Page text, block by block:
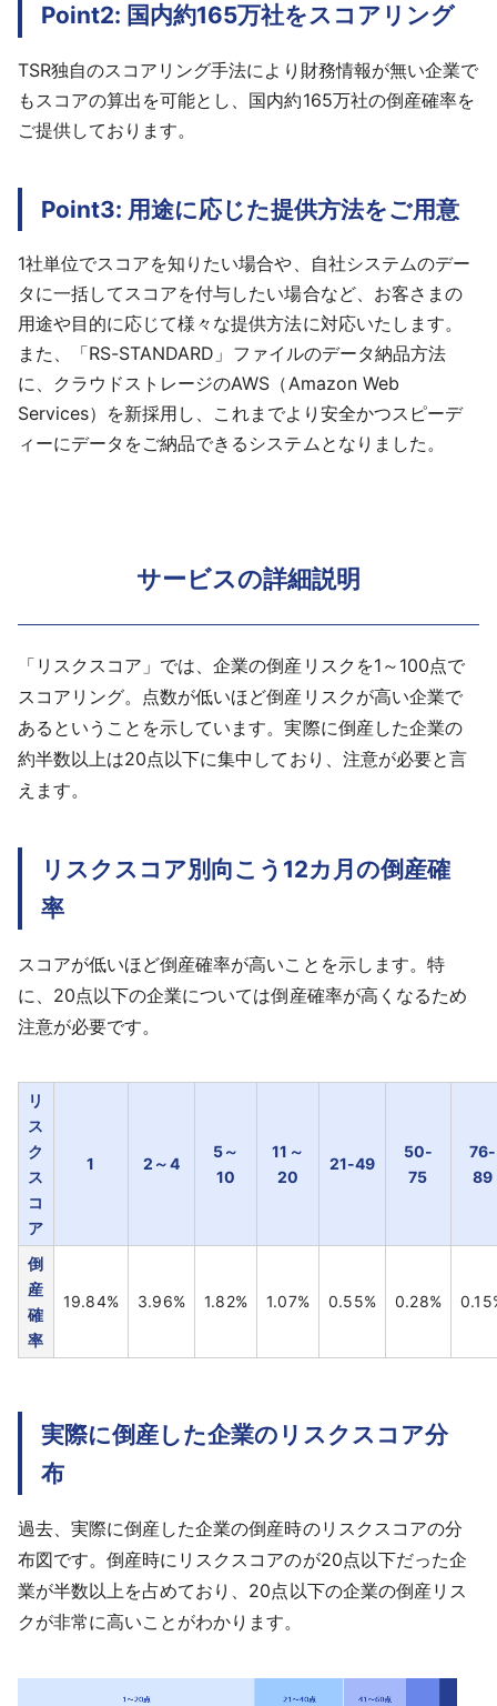
Point2: 国内約165万社をスコアリング
TSR独自のスコアリング手法により財務情報が無い企業で
もスコアの算出を可能とし、国内約165万社の倒産確率を
ご提供しております。
Point3: 用途に応じた提供方法をご用意
1社単位でスコアを知りたい場合や、自社システムのデー
タに一括してスコアを付与したい場合など、お客さまの
用途や目的に応じて様々な提供方法に対応いたします。
また、「RS-STANDARD」ファイルのデータ納品方法
に、クラウドストレージのAWS（Amazon Web
Services）を新採用し、これまでより安全かつスピーデ
ィーにデータをご納品できるシステムとなりました。
サービスの詳細説明
「リスクスコア」では、企業の倒産リスクを1～100点で
スコアリング。点数が低いほど倒産リスクが高い企業で
あるということを示しています。実際に倒産した企業の
約半数以上は20点以下に集中しており、注意が必要と言
えます。
リスクスコア別向こう12カ月の倒産確
率
スコアが低いほど倒産確率が高いことを示します。特
に、20点以下の企業については倒産確率が高くなるため
注意が必要です。
リ
ス
ク
ス
コ
ア
1 2～4
5～
10
11～
20
21-49
50-
75
76-
89
倒
産
確
率
19.84% 3.96% 1.82% 1.07% 0.55% 0.28%
実際に倒産した企業のリスクスコア分
布
過去、実際に倒産した企業の倒産時のリスクスコアの分
布図です。倒産時にリスクスコアのが20点以下だった企
業が半数以上を占めており、20点以下の企業の倒産リス
クが非常に高いことがわかります。